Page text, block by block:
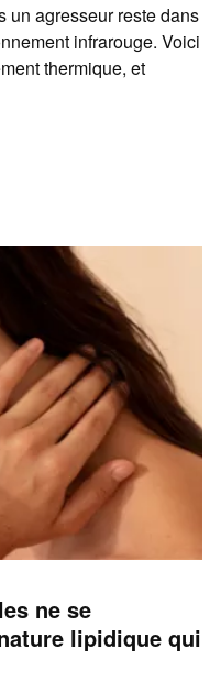
un agresseur reste dans
infrarouge. Voici
thermique, et
ne se
lipidique qui